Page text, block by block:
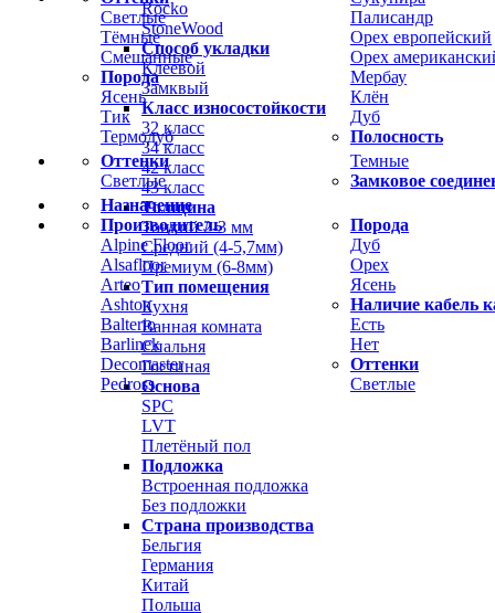
Светлые
Тёмные
Смешанные
Порода
Ясень
Тик
Термодуб
Палисандр
Орех европейский
Орех
Мербау
Клён
Дуб
Полосность
Оттенки
Светлые
Темные
Замковое
Назначение
Производитель
Alpine Floor
Alsafloor
Arteo
Ashton
Balterio
Barlinek
Decomaster
Pedross
Порода
Дуб
Орех
Ясень
Наличие кабель
Есть
Нет
Оттенки
Светлые
Rocko
StoneWood
Способ укладки
Клеевой
Замквый
Класс износостойкости
32 класс
34 класс
42 класс
43 класс
Толщина
Тонкий 2-3 мм
Средний (4-5,7мм)
Премиум (6-8мм)
Тип помещения
Кухня
Ванная комната
Спальня
Гостиная
Основа
SPC
LVT
Плетёный пол
Подложка
Встроенная подложка
Без подложки
Страна производства
Бельгия
Германия
Китай
Польша